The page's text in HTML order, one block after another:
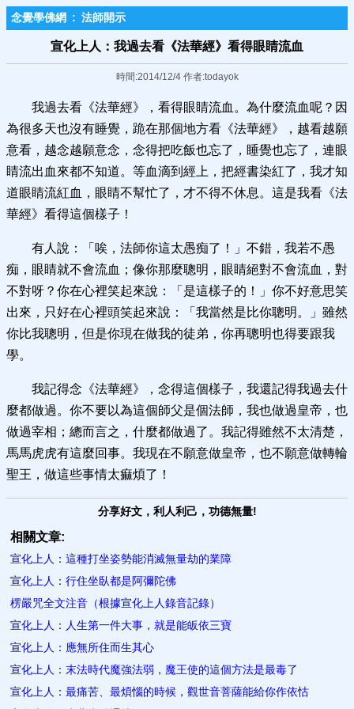
念覺學佛網 : 法師開示
宣化上人：我過去看《法華經》看得眼睛流血
時間:2014/12/4 作者:todayok
我過去看《法華經》，看得眼睛流血。為什麼流血呢？因
為很多天也沒有睡覺，跪在那個地方看《法華經》，越看越願
意看，越念越願意念，念得把吃飯也忘了，睡覺也忘了，連眼
睛流出血來都不知道。等血滴到經上，把經書染紅了，我才知
道眼睛流紅血，眼睛不幫忙了，才不得不休息。這是我看《法
華經》看得這個樣子！
有人說：「唉，法師你這太愚痴了！」不錯，我若不愚
痴，眼睛就不會流血；像你那麼聰明，眼睛絕對不會流血，對
不對呀？你在心裡笑起來說：「是這樣子的！」你不好意思笑
出來，只好在心裡頭笑起來說：「我當然是比你聰明。」雖然
你比我聰明，但是你現在做我的徒弟，你再聰明也得要跟我
學。
我記得念《法華經》，念得這個樣子，我還記得我過去什
麼都做過。你不要以為這個師父是個法師，我也做過皇帝，也
做過宰相；總而言之，什麼都做過了。我記得雖然不太清楚，
馬馬虎虎有這麼回事。我現在不願意做皇帝，也不願意做轉輪
聖王，做這些事情太痲煩了！
分享好文，利人利己，功德無量!
相關文章:
宣化上人：這種打坐姿勢能消滅無量劫的業障
宣化上人：行住坐臥都是阿彌陀佛
楞嚴咒全文注音（根據宣化上人錄音記錄）
宣化上人：人生第一件大事，就是能皈依三寶
宣化上人：應無所住而生其心
宣化上人：末法時代魔強法弱，魔王使的這個方法是最毒了
宣化上人：最痛苦、最煩惱的時候，觀世音菩薩能給你作依怙